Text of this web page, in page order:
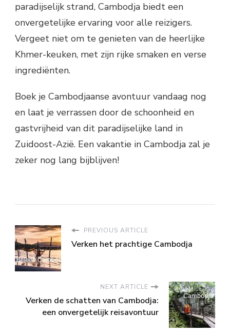
paradijselijk strand, Cambodja biedt een
onvergetelijke ervaring voor alle reizigers.
Vergeet niet om te genieten van de heerlijke
Khmer-keuken, met zijn rijke smaken en verse
ingrediënten.
Boek je Cambodjaanse avontuur vandaag nog
en laat je verrassen door de schoonheid en
gastvrijheid van dit paradijselijke land in
Zuidoost-Azië. Een vakantie in Cambodja zal je
zeker nog lang bijblijven!
PREVIOUS ARTICLE
Verken het prachtige Cambodja
NEXT ARTICLE
Verken de schatten van Cambodja:
een onvergetelijk reisavontuur